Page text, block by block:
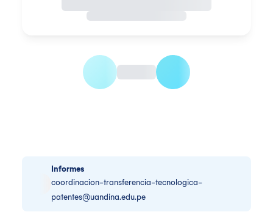
Informes
coordinacion-transferencia-tecnologica-
patentes@uandina.edu.pe